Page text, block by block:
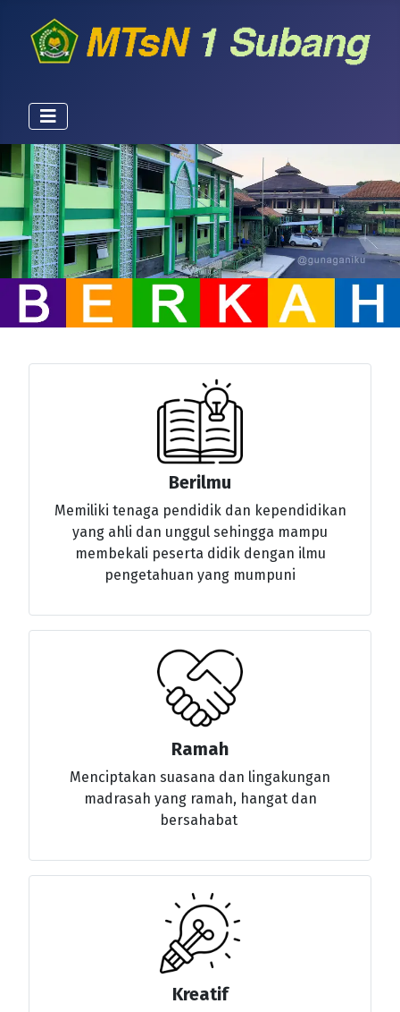
Berilmu
Memiliki tenaga pendidik dan kependidikan
yang ahli dan unggul sehingga mampu
membekali peserta didik dengan ilmu
pengetahuan yang mumpuni
Ramah
Menciptakan suasana dan lingakungan
madrasah yang ramah, hangat dan
bersahabat
Kreatif